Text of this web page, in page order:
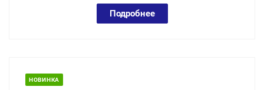
Подробнее
НОВИНКА